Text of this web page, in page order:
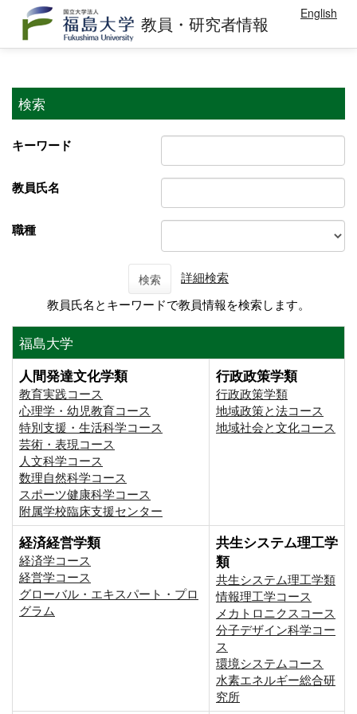
教員・研究者情報 English
検索
キーワード
教員氏名
職種
検索
詳細検索
教員氏名とキーワードで教員情報を検索します。
福島大学
人間発達文化学類
教育実践コース
心理学・幼児教育コース
特別支援・生活科学コース
芸術・表現コース
人文科学コース
数理自然科学コース
スポーツ健康科学コース
附属学校臨床支援センター
行政政策学類
行政政策学類
地域政策と法コース
地域社会と文化コース
経済経営学類
経済学コース
経営学コース
グローバル・エキスパート・プロ
グラム
共生システム理工学
類
共生システム理工学類
情報理工学コース
メカトロニクスコース
分子デザイン科学コー
ス
環境システムコース
⽔素エネルギー総合研
究所